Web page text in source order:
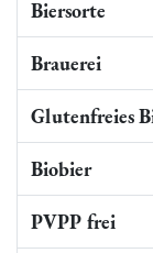
Biersorte
Brauerei
Glutenfreies
Biobier
PVPP frei